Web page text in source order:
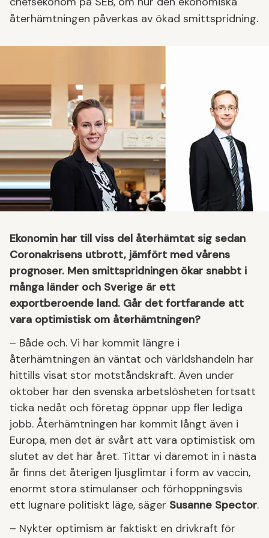
återhämtningen påverkas av ökad smittspridning.
Ekonomin har till viss del återhämtat sig sedan
Coronakrisens utbrott, jämfört med vårens
prognoser. Men smittspridningen ökar snabbt i
många länder och Sverige är ett
exportberoende land. Går det fortfarande att
vara optimistisk om återhämtningen?
– Både och. Vi har kommit längre i
återhämtningen än väntat och världshandeln har
hittills visat stor motståndskraft. Även under
oktober har den svenska arbetslösheten fortsatt
ticka nedåt och företag öppnar upp fler lediga
jobb. Återhämtningen har kommit långt även i
Europa, men det är svårt att vara optimistisk om
slutet av det här året. Tittar vi däremot in i nästa
år finns det återigen ljusglimtar i form av vaccin,
enormt stora stimulanser och förhoppningsvis
ett lugnare politiskt läge, säger Susanne Spector.
– Nykter optimism är faktiskt en drivkraft för